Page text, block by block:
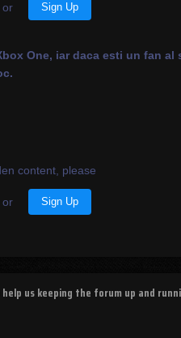
or Sign Up
One, iar daca esti un fan
content, please
or Sign Up
us keeping the forum up and